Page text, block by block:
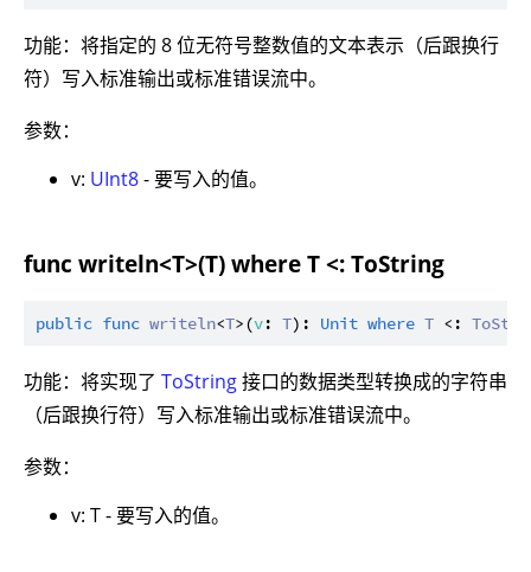
功能：将指定的 8 位无符号整数值的文本表示（后跟换行
符）写入标准输出或标准错误流中。
参数：
v: UInt8- 要写入的值。
func writeln<T>(T) where T <: ToString
public func writeln<T>(v: T): Unit where T <:
功能：将实现了 ToString接口的数据类型转换成的字符串
（后跟换行符）写入标准输出或标准错误流中。
参数：
v: T - 要写入的值。